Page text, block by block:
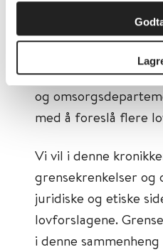
skal følge opp og
av forslagene til
og
med å foreslå flere
Vi vil i denne
grensekrenkelser
juridiske og etiske
lovforslagene.
i denne